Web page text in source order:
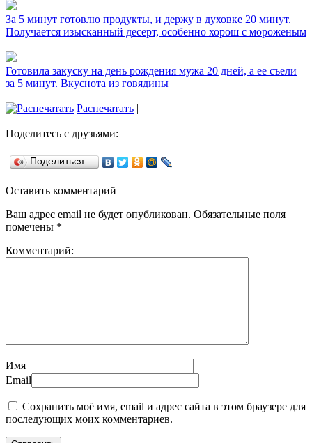
За 5 минут готовлю продукты, и держу в духовке 20 минут.
Получается изысканный десерт, особенно хорош с мороженым
Готовила закуску на день рождения мужа 20 дней, а ее съели
за 5 минут. Вкуснота из говядины
Распечатать |
Поделитесь с друзьями:
Поделиться…
Оставить комментарий
Ваш адрес email не будет опубликован. Обязательные поля
помечены *
Комментарий:
Имя
Email
Сохранить моё имя, email и адрес сайта в этом браузере для
последующих моих комментариев.